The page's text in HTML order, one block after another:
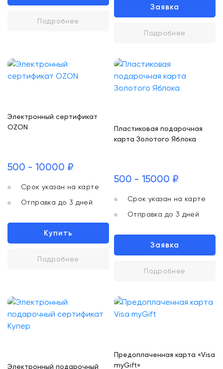
Подробнее
Заявка
Подробнее
Электронный сертификат
OZON
500 - 10000 ₽
Срок указан на карте
Отправка до 3 дней
Купить
Подробнее
Пластиковая подарочная
карта Золотого Яблока
500 - 15000 ₽
Срок указан на карте
Отправка до 3 дней
Заявка
Подробнее
Электронный подарочный
Предоплаченная карта «Visa
myGift»